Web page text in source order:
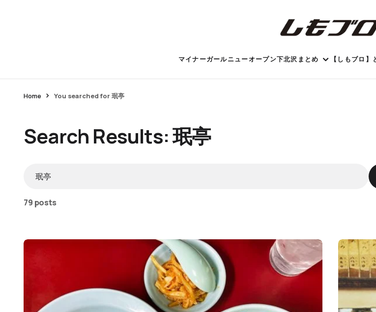
マイナーガールニューオープン下北沢まとめ 【しもブロ】
Home You searched for 珉亭
Search Results: 珉亭
79 posts